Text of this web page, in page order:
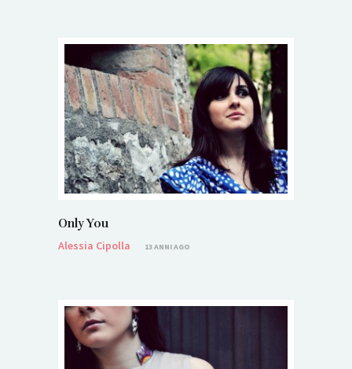
Only You
Alessia Cipolla
13 ANNI AGO